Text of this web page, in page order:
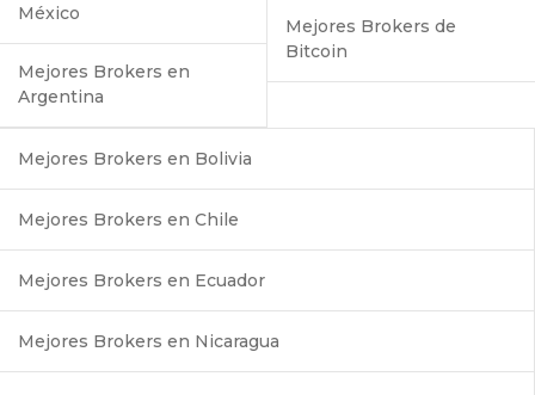
México
Mejores Brokers en
Argentina
Mejores Brokers de
Bitcoin
Mejores Brokers en Bolivia
Mejores Brokers en Chile
Mejores Brokers en Ecuador
Mejores Brokers en Nicaragua